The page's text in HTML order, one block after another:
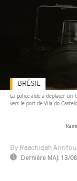
La police aide à déplacer
vers le port de Vila do
By Raachidah Anrifou
Dernière MAJ: 13/
BRÉSIL